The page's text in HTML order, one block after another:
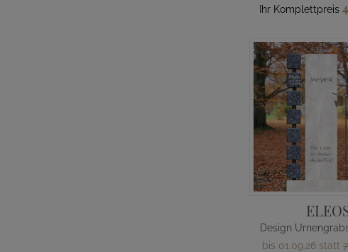
Ihr Komplettpreis
bis 01.09.26 statt